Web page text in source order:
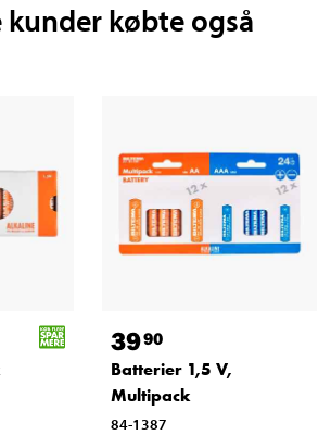
kunder købte også
3990
Batterier 1,5 V,
Multipack
84-1387